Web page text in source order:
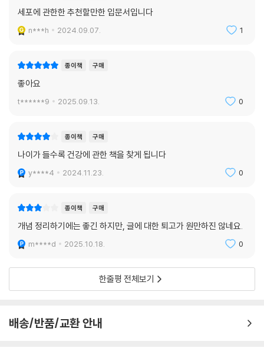
는 생명의 기본 단위인 세포에 대해 파악한다. 세포의 구조와 기능을 이해
하면 생명체의 기본적인 작동 방식에 대해 이해할 수 있다. 우리 몸을 지배
사망원인 1위인 암에 대해 집중적으로 탐구한다. 인류사와 함께한 암의 역
사로 시작해 생명에 매우 치명적인 문제를 일으키는 암세포의 탄생, 암을
만드는 유전자와 암을 억제하는 유전자는 무엇인지, 그리고 세포에서 에너
이어지는 3부의 주제는 ‘생체 시계를 되돌리는 텔로미어로 살아남기’이다.
노화와 암의 지표로 활용될 수 있는 텔로미어를 통해 나이가 들수록 암에
걸릴 수밖에 없는 이유를 파헤치면서, 노화의 치료 가능성에 대해 살펴본
어 혁명’으로부터 노화를 극복하고 건강 수명을 연장하는 방법을 알아본
다. 마지막으로 4부 ‘암을 다스리는 유전자의 재발견’에서는 항암치료의
현주소를 짚어내면서 유전체 빅데이터로 만든 정밀 의학의 신세계를 다룬
이오 기술이 우리 삶에 어떤 영향을 미칠 것인지 안내한다. 이처럼 저자는
세포에 대한 과학적 탐구와 현대인의 가장 큰 관심사 ‘건강’을 통찰력 있게
것이다.
세포에 관한한 추천할만한 입문서입니다
n***h 2024.09.07. 1
종이책 구매
좋아요
t******9 2025.09.13. 0
종이책 구매
나이가 들수록 건강에 관한 책을 찾게 됩니다
y****4 2024.11.23. 0
종이책 구매
개념 정리하기에는 좋긴 하지만, 글에 대한 퇴고가 원만하진 않네요.
m****d 2025.10.18. 0
한줄평 전체보기
배송/반품/교환 안내